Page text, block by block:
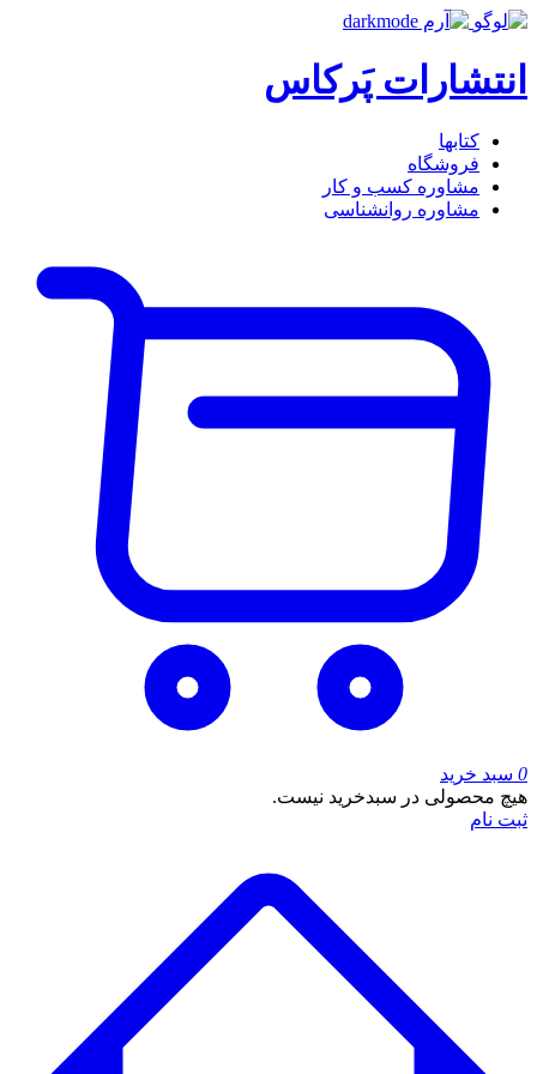
انتشارات پَرکاس
کتاب‎ها
فروشگاه
مشاوره کسب و کار
مشاوره روان‎شناسی
0 سبد خرید
هیچ محصولی در سبدخرید نیست.
ثبت نام